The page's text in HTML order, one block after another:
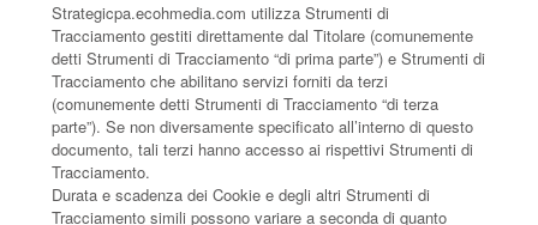
Strategicpa.ecohmedia.com utilizza Strumenti di
Tracciamento gestiti direttamente dal Titolare (comunemente
detti Strumenti di Tracciamento “di prima parte”) e Strumenti di
Tracciamento che abilitano servizi forniti da terzi
(comunemente detti Strumenti di Tracciamento “di terza
parte”). Se non diversamente specificato all’interno di questo
documento, tali terzi hanno accesso ai rispettivi Strumenti di
Tracciamento.
Durata e scadenza dei Cookie e degli altri Strumenti di
Tracciamento simili possono variare a seconda di quanto